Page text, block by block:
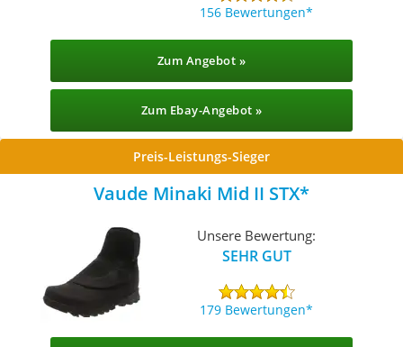
156 Bewertungen
Zum Angebot »
Zum Ebay-Angebot »
Preis-Leistungs-Sieger
Vaude Minaki Mid II STX
Unsere Bewertung:
SEHR GUT
179 Bewertungen